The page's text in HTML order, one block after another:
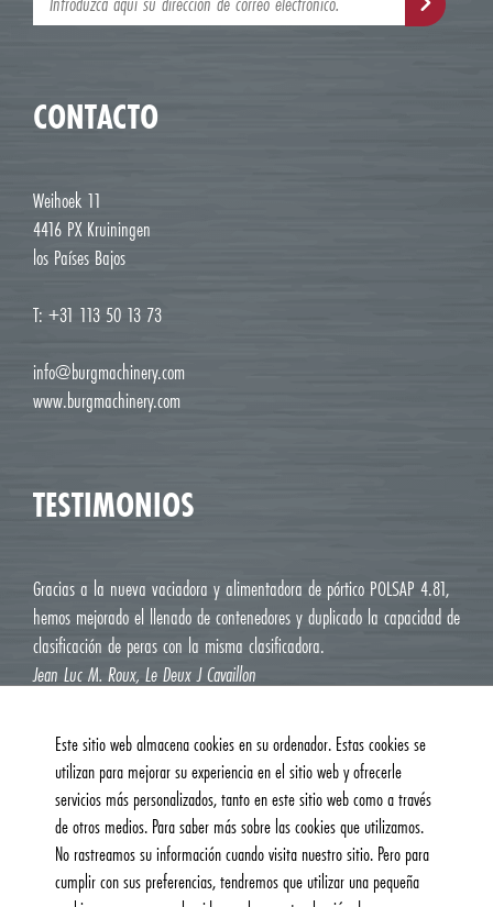
CONTACTO
Weihoek 11
4416 PX Kruiningen
los Países Bajos
T: +31 113 50 13 73
info@burgmachinery.com
www.burgmachinery.com
TESTIMONIOS
Gracias a la nueva vaciadora y alimentadora de pórtico POLSAP 4.81,
hemos mejorado el llenado de contenedores y duplicado la capacidad de
clasificación de peras con la misma clasificadora.
Jean Luc M. Roux, Le Deux J Cavaillon
Este sitio web almacena cookies en su ordenador. Estas cookies se
utilizan para mejorar su experiencia en el sitio web y ofrecerle
servicios más personalizados, tanto en este sitio web como a través
de otros medios. Para saber más sobre las cookies que utilizamos.
No rastreamos su información cuando visita nuestro sitio. Pero para
cumplir con sus preferencias, tendremos que utilizar una pequeña